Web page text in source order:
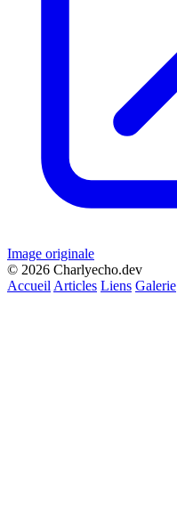
Image originale
© 2026 Charlyecho.dev
Accueil Articles Liens Galerie